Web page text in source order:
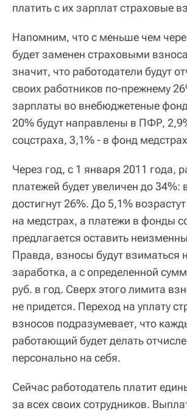
платить с их зарплат страховые
Напомним, что с меньше чем
будет заменен страховыми
значит, что работодатели будут
своих работников по-прежнему
зарплаты во внебюджетеные
20% будут направлены в ПФР,
соцстраха, 3,1% - в фонд
Через год, с 1 января 2011 года,
платежей будет увеличен до
достигнут 26%. До 5,1%
на медстрах, а платежи в фонды
предлагается оставить
Правда, взносы будут взиматься
заработка, а с определенной
руб. в год. Сверх этого лимита
не придется. Переход на уплату
взносов подразумевает, что
работающий будет делать
персонально на себя.
Сейчас работодатель платит
за всех своих сотрудников.